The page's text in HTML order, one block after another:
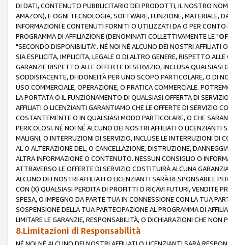
DI DATI, CONTENUTO PUBBLICITARIO DEI PRODOTTI, IL NOSTRO
AMAZON), E OGNI TECNOLOGIA, SOFTWARE, FUNZIONE, MATERIALE,
INFORMAZIONI E CONTENUTI FORNITI O UTILIZZATI DA O PER
PROGRAMMA DI AFFILIAZIONE (DENOMINATI COLLETTIVAMENTE LE "
"SECONDO DISPONIBILITÀ". NÉ NOI NÉ ALCUNO DEI NOSTRI
SIA ESPLICITA, IMPLICITA, LEGALE O DI ALTRO GENERE, RISPETTO
GARANZIE RISPETTO ALLE OFFERTE DI SERVIZIO, INCLUSA
SODDISFACENTE, DI IDONEITÀ PER UNO SCOPO PARTICOLARE, O DI
USO COMMERCIALE, OPERAZIONE, O PRATICA COMMERCIALE.
LA PORTATA O IL FUNZIONAMENTO DI QUALSIASI OFFERTA DI
AFFILIATI O LICENZIANTI GARANTIAMO CHE LE OFFERTE DI SERVIZIO
COSTANTEMENTE O IN QUALSIASI MODO PARTICOLARE, O CHE
PERICOLOSI. NÉ NOI NÉ ALCUNO DEI NOSTRI AFFILIATI O LICENZIANTI
MALIGNI, O INTERRUZIONI DI SERVIZIO, INCLUSE LE INTERRUZIONI DI
AL O ALTERAZIONE DEL, O CANCELLAZIONE, DISTRUZIONE,
ALTRA INFORMAZIONE O CONTENUTO. NESSUN CONSIGLIO O
ATTRAVERSO LE OFFERTE DI SERVIZIO COSTITUIRÀ ALCUNA
ALCUNO DEI NOSTRI AFFILIATI O LICENZIANTI SARÀ RESPONSABILE
CON (X) QUALSIASI PERDITA DI PROFITTI O RICAVI FUTURI, VENDITE
SPESA, O IMPEGNO DA PARTE TUA IN CONNESSIONE CON LA TUA
SOSPENSIONE DELLA TUA PARTECIPAZIONE AL PROGRAMMA DI
LIMITARE LE GARANZIE, RESPONSABILITÀ, O DICHIARAZIONI CHE NON
8.Limitazioni di Responsabilità